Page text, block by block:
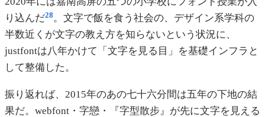
り込んだ28。文字で飯を食う社会の、デザイン系学科の
半数近くが文字の教え方を知らないという状況に、
justfontは八年かけて「文字を見る目」を基礎インフラと
して整備した。
振り返れば、2015年のあの七十六分間は五年の下地の結
果だ。webfont・字戀・『字型散步』が先に文字を見える